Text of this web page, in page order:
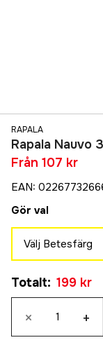
RAPALA
Rapala Nauvo
Från 107 kr
EAN:
Gör val
Välj Betesfärg
199 kr
Firetiger
199 kr
Totalt: 199 kr
× +